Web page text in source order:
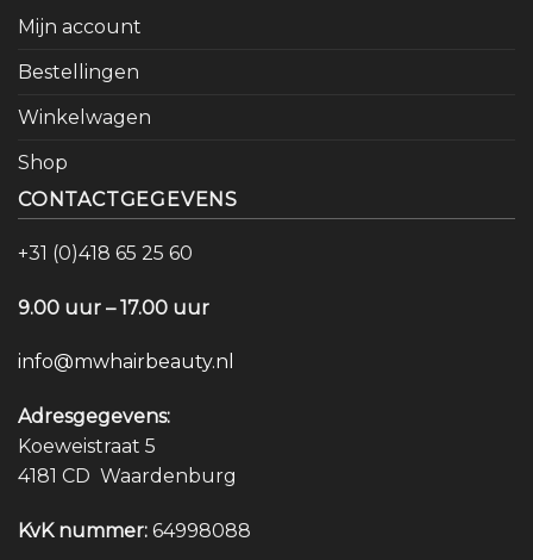
Mijn account
Bestellingen
Winkelwagen
Shop
CONTACTGEGEVENS
+31 (0)418 65 25 60
9.00 uur – 17.00 uur
info@mwhairbeauty.nl
Adresgegevens:
Koeweistraat 5
4181 CD Waardenburg
KvK nummer: 64998088